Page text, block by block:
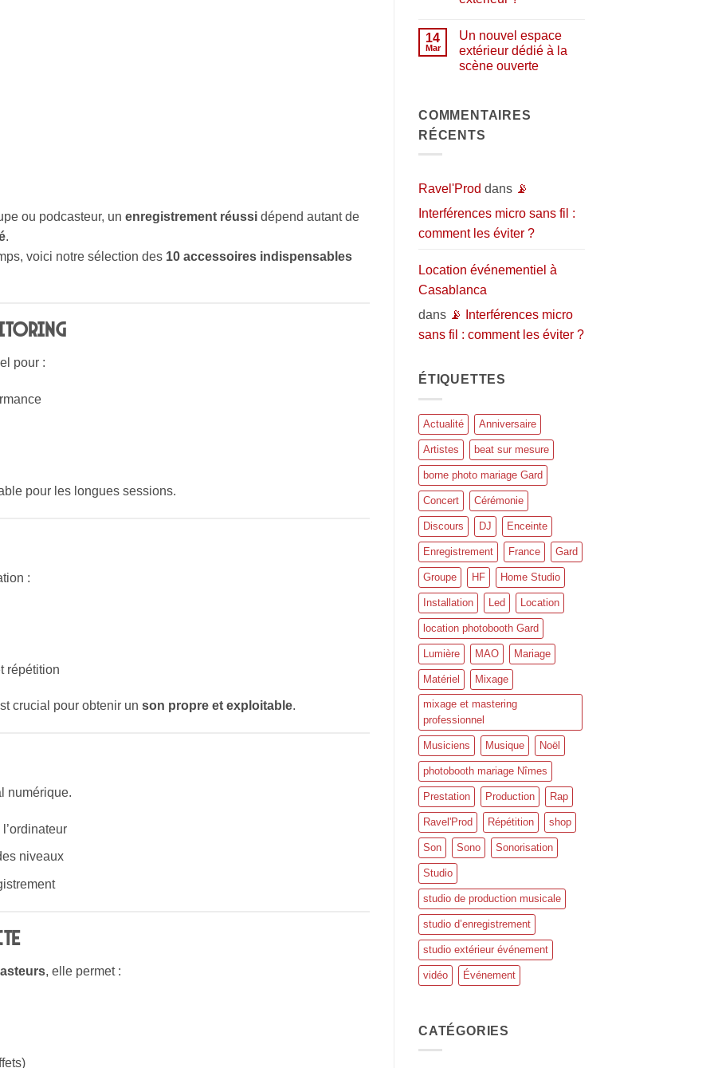
ou podcasteur, un enregistrement réussi dépend autant de
.
voici notre sélection des 10 accessoires indispensables
pour :
pour les longues sessions.
:
répétition
crucial pour obtenir un son propre et exploitable.
numérique.
niveaux
, elle permet :
d’enregistrement
l’espace
idéal
pour
vos
musicaux
sur
Pourquoi
organiser
un
14
Mar
Un nouvel espace
extérieur dédié à la
scène ouverte
Un
nouvel
espace
scène
ouverte
COMMENTAIRES
RÉCENTS
Ravel'Prod dans 📡
Interférences micro sans fil :
comment les éviter ?
Location événementiel à
Casablanca
dans 📡 Interférences micro
sans fil : comment les éviter ?
ÉTIQUETTES
Actualité Anniversaire
Artistes beat sur mesure
borne photo mariage Gard
Concert Cérémonie
Discours DJ Enceinte
Enregistrement France Gard
Groupe HF Home Studio
Installation Led Location
location photobooth Gard
Lumière MAO Mariage
Matériel Mixage
mixage et mastering
professionnel
Musiciens Musique Noël
photobooth mariage Nîmes
Prestation Production Rap
Ravel'Prod Répétition shop
Son Sono Sonorisation
Studio
studio de production musicale
studio d’enregistrement
studio extérieur événement
vidéo Événement
CATÉGORIES